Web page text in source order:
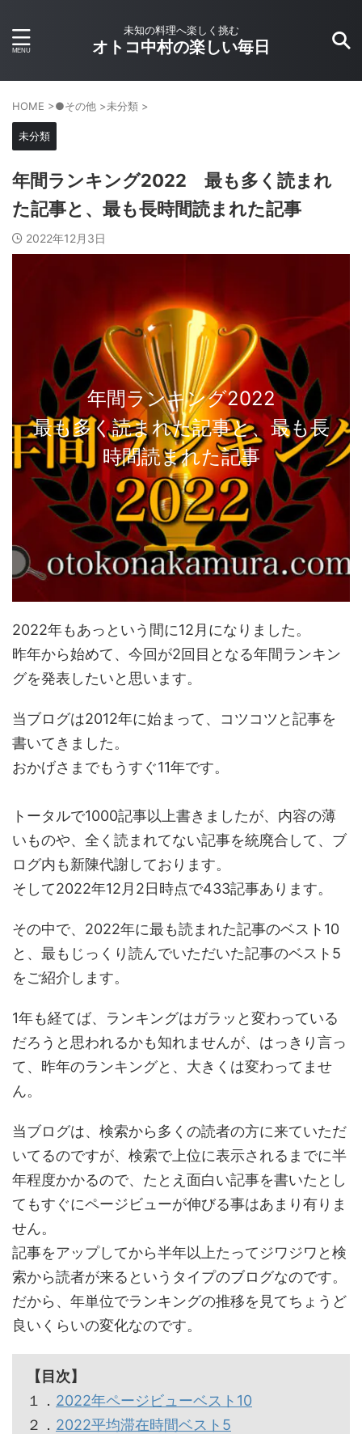
未知の料理へ楽しく挑む
オトコ中村の楽しい毎日
HOME >●その他 >未分類 >
未分類
年間ランキング2022 最も多く読まれ
た記事と、最も長時間読まれた記事
2022年12月3日
年間ランキング2022
最も多く読まれた記事と、最も長
時間読まれた記事
2022年もあっという間に12月になりました。
昨年から始めて、今回が2回目となる年間ランキン
グを発表したいと思います。
当ブログは2012年に始まって、コツコツと記事を
書いてきました。
おかげさまでもうすぐ11年です。
トータルで1000記事以上書きましたが、内容の薄
いものや、全く読まれてない記事を統廃合して、ブ
ログ内も新陳代謝しております。
そして2022年12月2日時点で433記事あります。
その中で、2022年に最も読まれた記事のベスト10
と、最もじっくり読んでいただいた記事のベスト5
をご紹介します。
1年も経てば、ランキングはガラッと変わっている
だろうと思われるかも知れませんが、はっきり言っ
て、昨年のランキングと、大きくは変わってませ
ん。
当ブログは、検索から多くの読者の方に来ていただ
いてるのですが、検索で上位に表示されるまでに半
年程度かかるので、たとえ面白い記事を書いたとし
てもすぐにページビューが伸びる事はあまり有りま
せん。
記事をアップしてから半年以上たってジワジワと検
索から読者が来るというタイプのブログなのです。
だから、年単位でランキングの推移を見てちょうど
良いくらいの変化なのです。
【目次】
１． 2022年ページビューベスト10
２． 2022平均滞在時間ベスト5